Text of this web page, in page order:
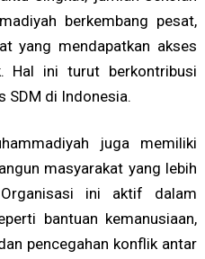
berkembang pesat,
yang mendapatkan akses
Hal ini turut berkontribusi
SDM di Indonesia.
juga memiliki
masyarakat yang lebih
ini aktif dalam
bantuan kemanusiaan,
pencegahan konflik antar